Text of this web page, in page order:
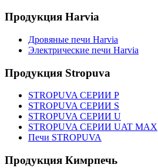
Продукция Harvia
Дровяные печи Harvia
Электрические печи Harvia
Продукция Stropuva
STROPUVA СЕРИИ P
STROPUVA СЕРИИ S
STROPUVA СЕРИИ U
STROPUVA СЕРИИ UAT MAX
Печи STROPUVA
Продукция Кимрпечь